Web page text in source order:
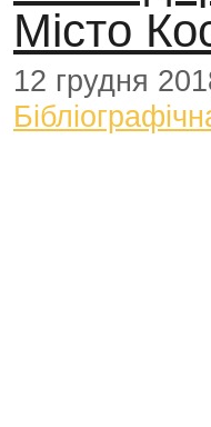
Місто
12 грудня